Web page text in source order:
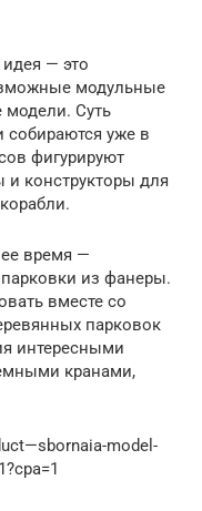
— это
модульные
Суть
собираются уже в
фигурируют
конструкторы для
время —
из фанеры.
вместе со
парковок
интересными
кранами,
model-